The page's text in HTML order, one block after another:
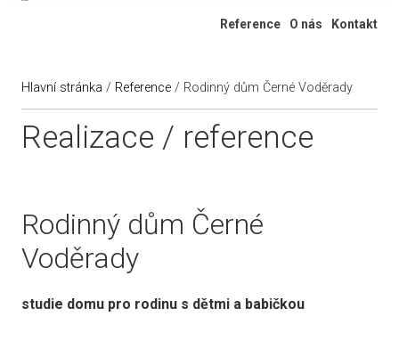
Reference O nás Kontakt
Hlavní stránka / Reference / Rodinný dům Černé Voděrady
Realizace / reference
Rodinný dům Černé
Voděrady
studie domu pro rodinu s dětmi a babičkou